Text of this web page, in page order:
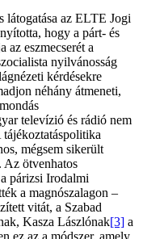
látogatása az ELTE Jogi
hogy a párt- és
az eszmecserét a
nyilvánosság
kérdésekre
néhány átmeneti,
televízió és rádió nem
mégsem sikerült
Az ötvenhatos
párizsi Irodalmi
a magnószalagon –
vitát, a Szabad
Kasza Lászlónak[3] a
ez az a módszer, amely